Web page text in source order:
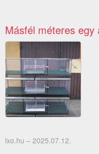
Másfél méteres egy
lxo.hu – 2025.07.12.